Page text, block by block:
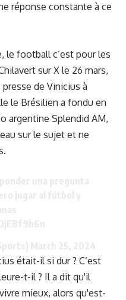
réponse constante à ce
le football c’est pour les
sur X le 26 mars,
de Vinicius à
le Brésilien a fondu en
argentine Splendid AM,
sur le sujet et ne
était-il si dur ? C’est
t-il ? Il a dit qu'il
mieux, alors qu'est-